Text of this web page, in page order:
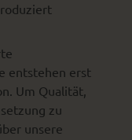
entstehen erst
Um Qualität,
zu
unsere